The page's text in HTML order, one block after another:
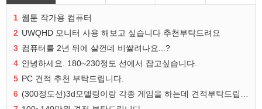
1 웹툰 작가용 컴퓨터
2 UWQHD 모니터 사용 해보고 싶습니다 추천부탁드려요
3 컴퓨터를 2년 뒤에 살껀데 비쌀려나요...?
4 안녕하세요. 180~230정도 선에서 잡고싶습니다.
5 PC 견적 추천 부탁드립니다.
6